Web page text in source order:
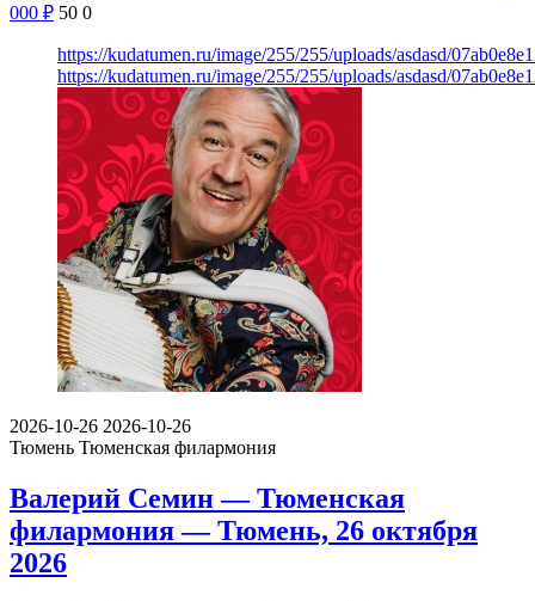
000 ₽ 50 0
https://kudatumen.ru/image/255/255/uploads/asdasd/
https://kudatumen.ru/image/255/255/uploads/asdasd/
2026-10-26 2026-10-26
Тюмень Тюменская филармония
Валерий Семин — Тюменская
филармония — Тюмень, 26 октября
2026